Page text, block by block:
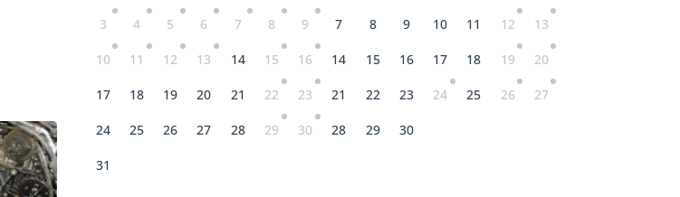
3 4 5 6 7 8 9
10 11 12 13 14 15 16
17 18 19 20 21 22 23
24 25 26 27 28 29 30
31
7 8 9 10 11 12 13
14 15 16 17 18 19 20
21 22 23 24 25 26 27
28 29 30